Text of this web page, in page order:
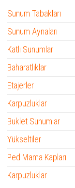
Sunum Tabakları
Sunum Aynaları
Katlı Sunumlar
Baharatlıklar
Etajerler
Karpuzluklar
Buklet Sunumlar
Yükseltiler
Ped Mama Kapları
Karpuzluklar